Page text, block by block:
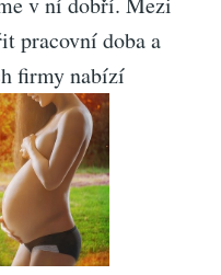
pracovní doba a
firmy nabízí